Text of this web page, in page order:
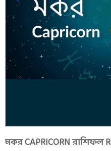
মকর CAPRICORN রাশিফল